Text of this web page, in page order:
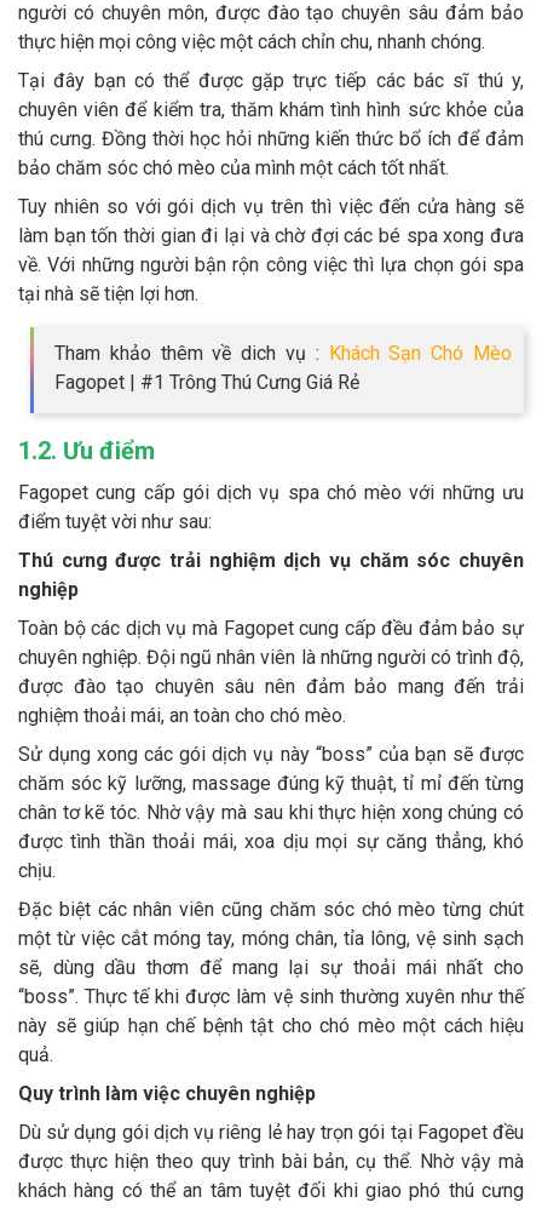
người có chuyên môn, được đào tạo chuyên sâu đảm bảo
thực hiện mọi công việc một cách chỉn chu, nhanh chóng.
Tại đây bạn có thể được gặp trực tiếp các bác sĩ thú y,
chuyên viên để kiểm tra, thăm khám tình hình sức khỏe của
thú cưng. Đồng thời học hỏi những kiến thức bổ ích để đảm
bảo chăm sóc chó mèo của mình một cách tốt nhất.
Tuy nhiên so với gói dịch vụ trên thì việc đến cửa hàng sẽ
làm bạn tốn thời gian đi lại và chờ đợi các bé spa xong đưa
về. Với những người bận rộn công việc thì lựa chọn gói spa
tại nhà sẽ tiện lợi hơn.
Tham khảo thêm về dich vụ :
Khách Sạn Chó Mèo
Fagopet | #1 Trông Thú Cưng Giá Rẻ
1.2. Ưu điểm
Fagopet cung cấp gói dịch vụ spa chó mèo với những ưu
điểm tuyệt vời như sau:
Thú cưng được trải nghiệm dịch vụ chăm sóc chuyên
nghiệp
Toàn bộ các dịch vụ mà Fagopet cung cấp đều đảm bảo sự
chuyên nghiệp. Đội ngũ nhân viên là những người có trình độ,
được đào tạo chuyên sâu nên đảm bảo mang đến trải
nghiệm thoải mái, an toàn cho chó mèo.
Sử dụng xong các gói dịch vụ này “boss” của bạn sẽ được
chăm sóc kỹ lưỡng, massage đúng kỹ thuật, tỉ mỉ đến từng
chân tơ kẽ tóc. Nhờ vậy mà sau khi thực hiện xong chúng có
được tình thần thoải mái, xoa dịu mọi sự căng thẳng, khó
chịu.
Đặc biệt các nhân viên cũng chăm sóc chó mèo từng chút
một từ việc cắt móng tay, móng chân, tỉa lông, vệ sinh sạch
sẽ, dùng dầu thơm để mang lại sự thoải mái nhất cho
“boss”. Thực tế khi được làm vệ sinh thường xuyên như thế
này sẽ giúp hạn chế bệnh tật cho chó mèo một cách hiệu
quả.
Quy trình làm việc chuyên nghiệp
Dù sử dụng gói dịch vụ riêng lẻ hay trọn gói tại Fagopet đều
được thực hiện theo quy trình bài bản, cụ thể. Nhờ vậy mà
khách hàng có thể an tâm tuyệt đối khi giao phó thú cưng